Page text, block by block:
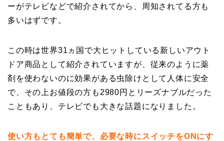
ーがテレビなどで紹介されてから、周知されてる方も
多いはずです。
この時は世界31ヵ国で大ヒットしている新しいアウト
ドア商品として紹介されていますが、従来のように薬
剤を使わないのに効果がある虫除けとして人体に安全
で、その上お値段の方も2980円とリーズナブルだった
こともあり、テレビでも大きな話題になりました。
使い方もとても簡単で、必要な時にスイッチをONにす